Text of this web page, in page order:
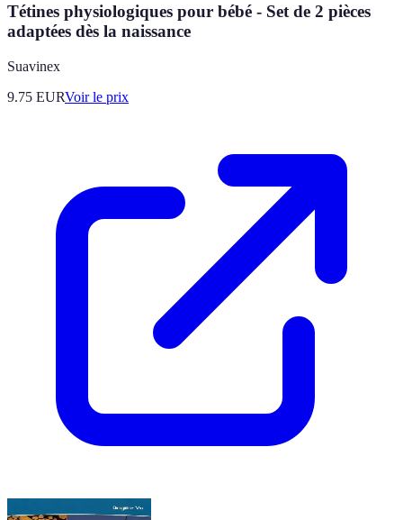
Tétines physiologiques pour bébé - Set de 2 pièces
adaptées dès la naissance
Suavinex
9.75 EURVoir le prix